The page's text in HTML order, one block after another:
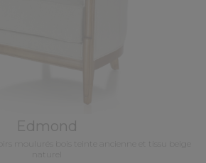
Edmond
moulurés bois teinte ancienne et tissu beige
naturel